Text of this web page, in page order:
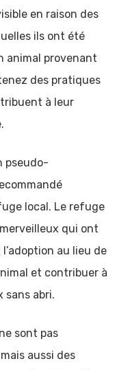
en raison des
ils ont été
animal provenant
des pratiques
à leur
pseudo-
local. Le refuge
qui ont
au lieu de
et contribuer à
sans abri.
sont pas
aussi des